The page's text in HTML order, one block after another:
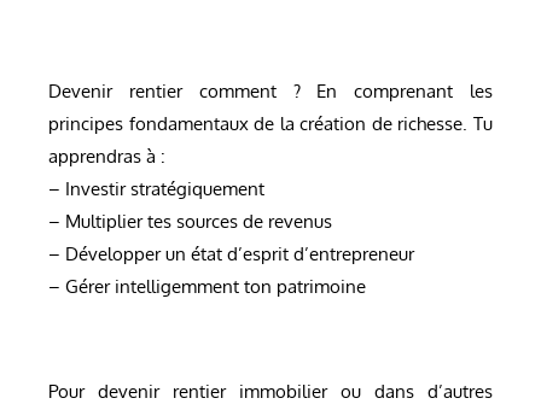
Devenir rentier comment ? En comprenant les
principes fondamentaux de la création de richesse. Tu
apprendras à :
– Investir stratégiquement
– Multiplier tes sources de revenus
– Développer un état d’esprit d’entrepreneur
– Gérer intelligemment ton patrimoine
Pour devenir rentier immobilier ou dans d’autres